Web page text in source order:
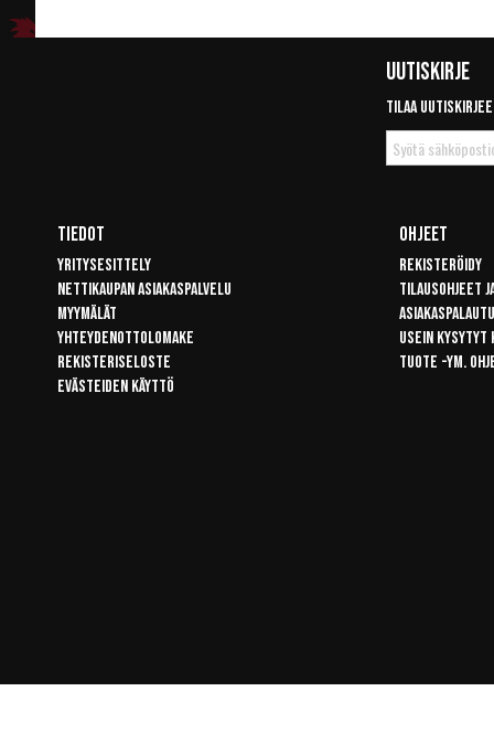
Uutiskirje
Tilaa
Tilaa
uutiskirje
Tiedot
Yritysesittely
Nettikaupan asiakaspalvelu
Myymälät
Yhteydenottolomake
Rekisteriseloste
Evästeiden käyttö
Ohjeet
Rekisteröidy
Tilausohjeet
Usein kysytyt
Tuote -ym.